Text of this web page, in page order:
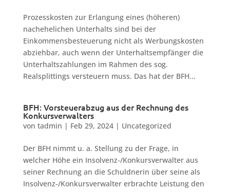
Prozesskosten zur Erlangung eines (höheren)
nachehelichen Unterhalts sind bei der
Einkommensbesteuerung nicht als Werbungskosten
abziehbar, auch wenn der Unterhaltsempfänger die
Unterhaltszahlungen im Rahmen des sog.
Realsplittings versteuern muss. Das hat der BFH...
BFH: Vorsteuerabzug aus der Rechnung des
Konkursverwalters
von tadmin | Feb 29, 2024| Uncategorized
Der BFH nimmt u. a. Stellung zu der Frage, in
welcher Höhe ein Insolvenz-/Konkursverwalter aus
seiner Rechnung an die Schuldnerin über seine als
Insolvenz-/Konkursverwalter erbrachte Leistung den